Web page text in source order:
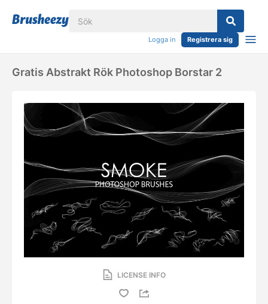
Logga in Registrera sig
Gratis Abstrakt Rök Photoshop Borstar 2
LICENSE INFO